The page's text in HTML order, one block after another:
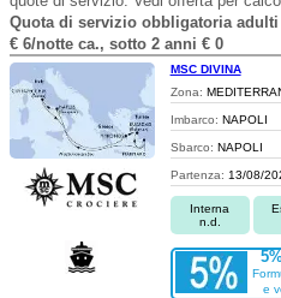
Quota di servizio obbligatoria
€ 6/notte ca., sotto 2 anni € 0
MSC DIVINA
Zona:
Imbarco: NAPOLI
Sbarco: NAPOLI
Partenza: 13/08/
Interna
n.d.
e